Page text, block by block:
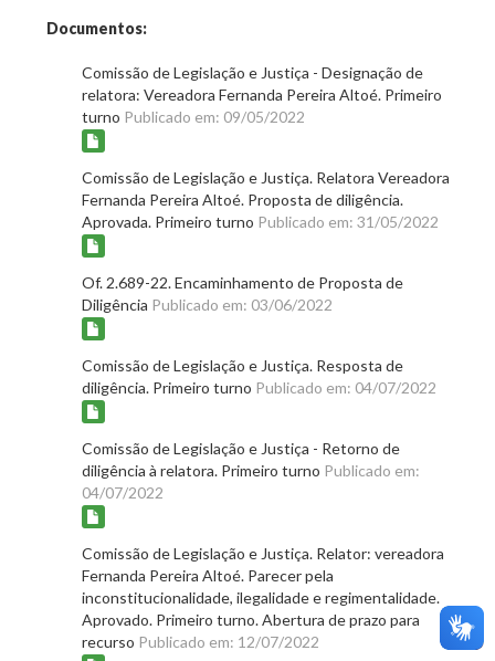
Documentos:
Comissão de Legislação e Justiça - Designação de
relatora: Vereadora Fernanda Pereira Altoé. Primeiro
turno Publicado em: 09/05/2022
Comissão de Legislação e Justiça. Relatora Vereadora
Fernanda Pereira Altoé. Proposta de diligência.
Aprovada. Primeiro turno Publicado em: 31/05/2022
Of. 2.689-22. Encaminhamento de Proposta de
Diligência Publicado em: 03/06/2022
Comissão de Legislação e Justiça. Resposta de
diligência. Primeiro turno Publicado em: 04/07/2022
Comissão de Legislação e Justiça - Retorno de
diligência à relatora. Primeiro turno Publicado em:
04/07/2022
Comissão de Legislação e Justiça. Relator: vereadora
Fernanda Pereira Altoé. Parecer pela
inconstitucionalidade, ilegalidade e regimentalidade.
Aprovado. Primeiro turno. Abertura de prazo para
recurso Publicado em: 12/07/2022